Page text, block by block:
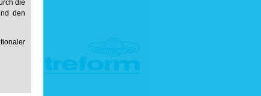
die
den